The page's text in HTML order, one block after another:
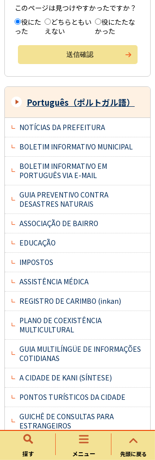
探す メニュー
このページは見つけやすかったですか？
役にた
った
どちらともい
えない
役にたたな
かった
先頭に戻る
Português（ポルトガル語）
NOTÍCIAS DA PREFEITURA
BOLETIM INFORMATIVO MUNICIPAL
BOLETIM INFORMATIVO EM
PORTUGUÊS VIA E-MAIL
GUIA PREVENTIVO CONTRA
DESASTRES NATURAIS
ASSOCIAÇÃO DE BAIRRO
EDUCAÇÃO
IMPOSTOS
ASSISTÊNCIA MÉDICA
REGISTRO DE CARIMBO (inkan)
PLANO DE COEXISTÊNCIA
MULTICULTURAL
GUIA MULTILÍNGÜE DE INFORMAÇÕES
COTIDIANAS
A CIDADE DE KANI (SÍNTESE)
PONTOS TURÍSTICOS DA CIDADE
GUICHÊ DE CONSULTAS PARA
ESTRANGEIROS
COMO SEPARAR O LIXO／MAT.
RECICLÁVEL E CALEND.